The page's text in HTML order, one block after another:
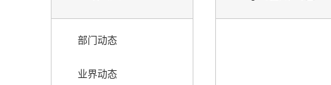
部门动态
业界动态